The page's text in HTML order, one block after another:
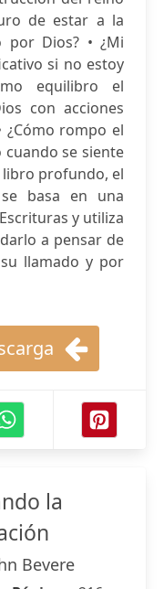
de estar a la
Dios? • ¿Mi
si no estoy
equilibro el
con acciones
¿Cómo rompo el
se siente
libro profundo, el
basa en una
y utiliza
a pensar de
llamado y por
la
Bevere